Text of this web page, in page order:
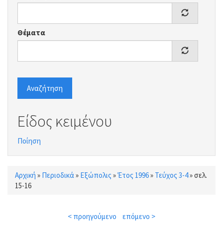
Θέματα
Αναζήτηση
Είδος κειμένου
Ποίηση
Είστε εδώ
Αρχική » Περιοδικά » Εξώπολις »Έτος 1996» Τεύχος 3-4»σελ.
15-16
< προηγούμενο επόμενο >